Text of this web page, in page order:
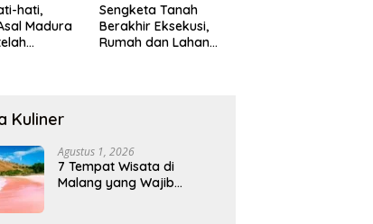
hati,
Madura
Sengketa Tanah
Berakhir Eksekusi,
Rumah dan Lahan
Kuliner
Agustus 1, 2026
7 Tempat Wisata di
Malang yang Wajib